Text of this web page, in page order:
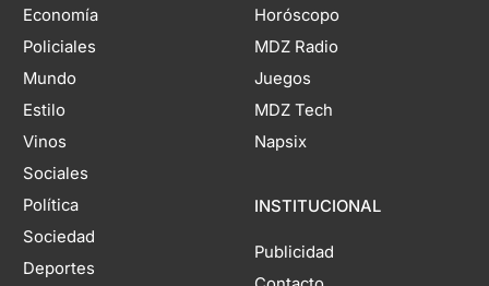
Economía
Policiales
Mundo
Estilo
Vinos
Sociales
Política
Sociedad
Deportes
Horóscopo
MDZ Radio
Juegos
MDZ Tech
Napsix
INSTITUCIONAL
Publicidad